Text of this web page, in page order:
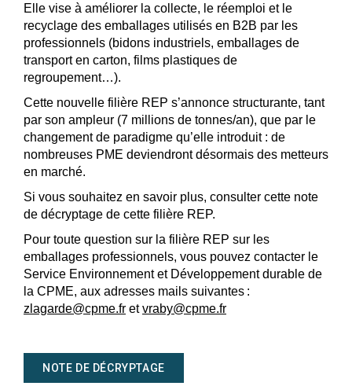
Elle vise à améliorer la collecte, le réemploi et le
recyclage des emballages utilisés en B2B par les
professionnels (bidons industriels, emballages de
transport en carton, films plastiques de
regroupement…).
Cette nouvelle filière REP s’annonce structurante, tant
par son ampleur (7 millions de tonnes/an), que par le
changement de paradigme qu’elle introduit : de
nombreuses PME deviendront désormais des metteurs
en marché.
Si vous souhaitez en savoir plus, consulter cette note
de décryptage de cette filière REP.
Pour toute question sur la filière REP sur les
emballages professionnels, vous pouvez contacter le
Service Environnement et Développement durable de
la CPME, aux adresses mails suivantes :
zlagarde@cpme.fr etvraby@cpme.fr
NOTE DE DÉCRYPTAGE